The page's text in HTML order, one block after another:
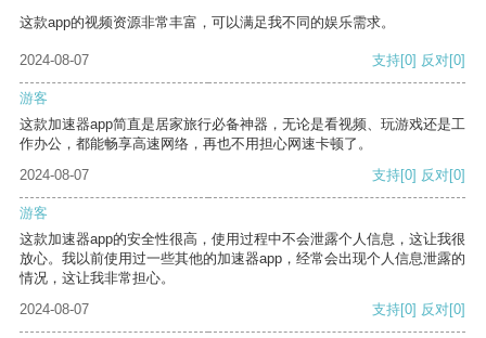
这款app的视频资源非常丰富，可以满足我不同的娱乐需求。
2024-08-07 支持[0] 反对[0]
游客
这款加速器app简直是居家旅行必备神器，无论是看视频、玩游戏还是工
作办公，都能畅享高速网络，再也不用担心网速卡顿了。
2024-08-07
支持[0] 反对[0]
游客
这款加速器app的安全性很高，使用过程中不会泄露个人信息，这让我很
放心。我以前使用过一些其他的加速器app，经常会出现个人信息泄露的
情况，这让我非常担心。
2024-08-07
支持[0] 反对[0]